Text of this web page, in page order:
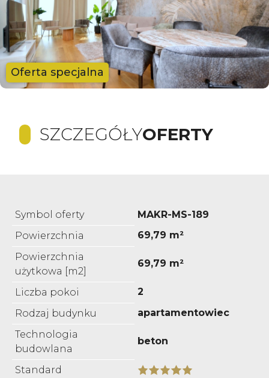
Oferta specjalna
SZCZEGÓŁYOFERTY
Symbol oferty
MAKR-MS-189
Powierzchnia
69,79 m²
Powierzchnia
użytkowa [m2]
69,79 m²
Liczba pokoi
2
Rodzaj budynku
apartamentowiec
Technologia
budowlana
beton
Standard